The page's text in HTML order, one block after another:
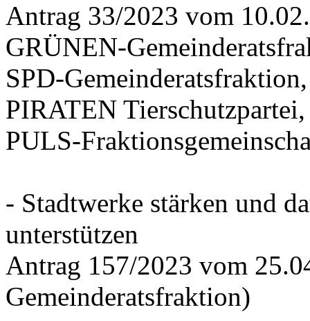
Antrag 33/2023 vom
GRÜNEN-
SPD-
PIRATEN Tierschutzpartei,
PULS-
- Stadtwerke stärken und
unterstützen
Antrag 157/2023 vom
Gemeinderatsfraktion)